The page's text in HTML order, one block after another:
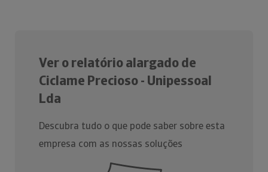
Ver o relatório alargado de
Ciclame Precioso - Unipessoal
Lda
Descubra tudo o que pode saber sobre esta
empresa com as nossas soluções